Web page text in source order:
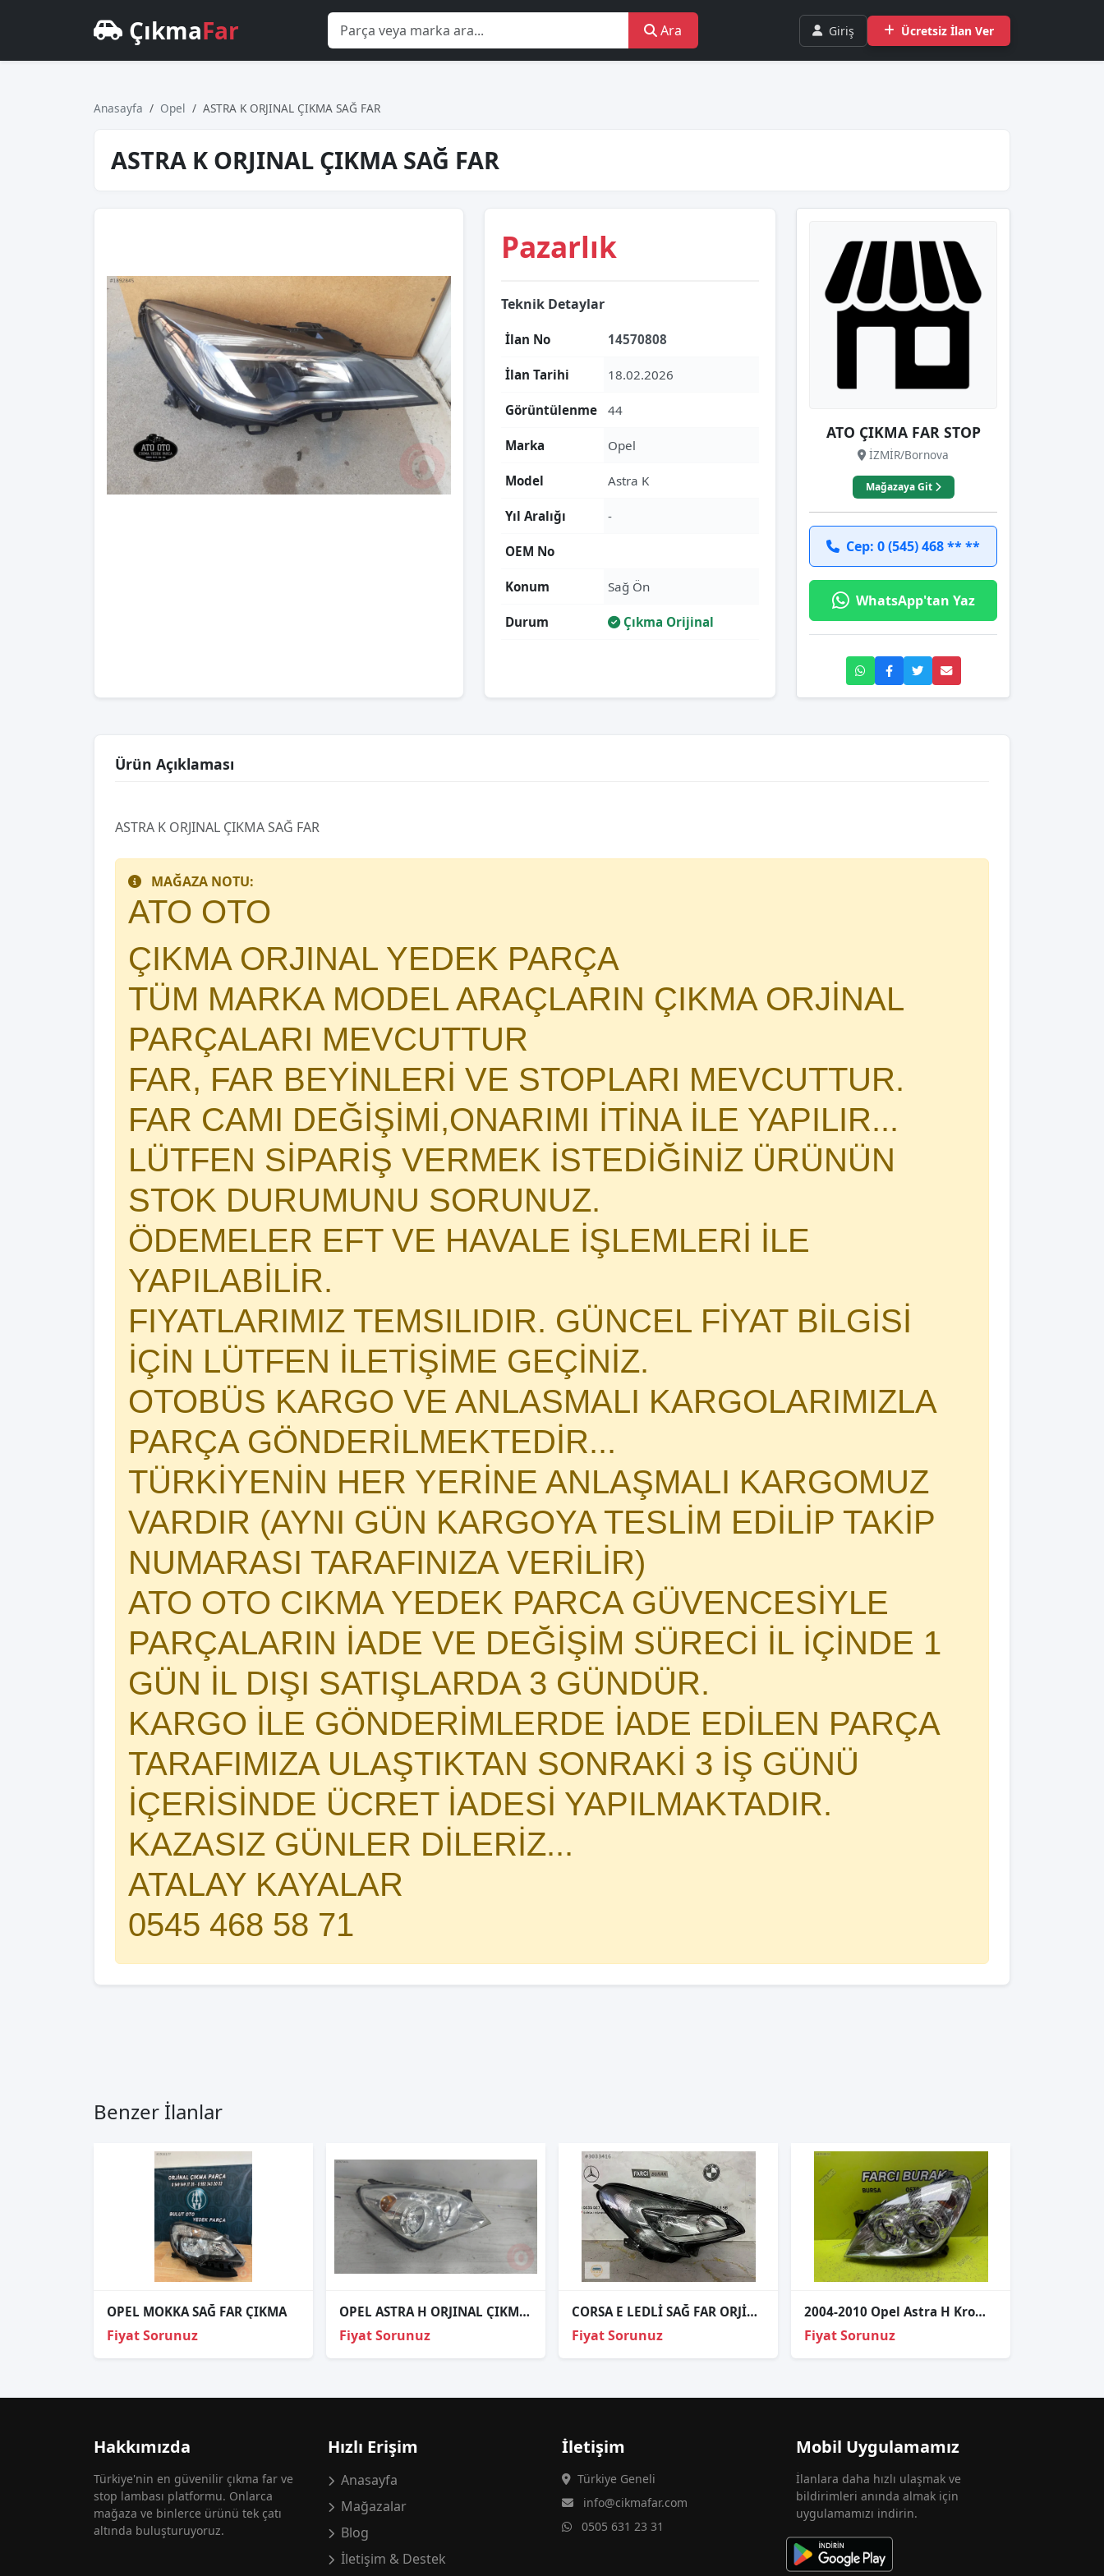
ÇıkmaFar Ara Giriş Ücretsiz İlan Ver
Anasayfa Opel ASTRA K ORJINAL ÇIKMA SAĞ FAR
ASTRA K ORJINAL ÇIKMA SAĞ FAR
Pazarlık
Teknik Detaylar
İlan No 14570808
İlan Tarihi 18.02.2026
Görüntülenme 44
Marka Opel
Model Astra K
Yıl Aralığı -
OEM No
Konum Sağ Ön
Durum Çıkma Orijinal
ATO ÇIKMA FAR STOP
İZMİR/Bornova
Mağazaya Git
Cep: 0 (545) 468 ** **
WhatsApp'tan Yaz
Ürün Açıklaması
ASTRA K ORJINAL ÇIKMA SAĞ FAR
MAĞAZA NOTU:
ATO OTO
ÇIKMA ORJINAL YEDEK PARÇA
TÜM MARKA MODEL ARAÇLARIN ÇIKMA ORJİNAL
PARÇALARI MEVCUTTUR
FAR, FAR BEYİNLERİ VE STOPLARI MEVCUTTUR.
FAR CAMI DEĞİŞİMİ,ONARIMI İTİNA İLE YAPILIR...
LÜTFEN SİPARİŞ VERMEK İSTEDİĞİNİZ ÜRÜNÜN
STOK DURUMUNU SORUNUZ.
ÖDEMELER EFT VE HAVALE İŞLEMLERİ İLE
YAPILABİLİR.
FIYATLARIMIZ TEMSILIDIR. GÜNCEL FİYAT BİLGİSİ
İÇİN LÜTFEN İLETİŞİME GEÇİNİZ.
OTOBÜS KARGO VE ANLASMALI KARGOLARIMIZLA
PARÇA GÖNDERİLMEKTEDİR...
TÜRKİYENİN HER YERİNE ANLAŞMALI KARGOMUZ
VARDIR (AYNI GÜN KARGOYA TESLİM EDİLİP TAKİP
NUMARASI TARAFINIZA VERİLİR)
ATO OTO CIKMA YEDEK PARCA GÜVENCESİYLE
PARÇALARIN İADE VE DEĞİŞİM SÜRECİ İL İÇİNDE 1
GÜN İL DIŞI SATIŞLARDA 3 GÜNDÜR.
KARGO İLE GÖNDERİMLERDE İADE EDİLEN PARÇA
TARAFIMIZA ULAŞTIKTAN SONRAKİ 3 İŞ GÜNÜ
İÇERİSİNDE ÜCRET İADESİ YAPILMAKTADIR.
KAZASIZ GÜNLER DİLERİZ...
ATALAY KAYALAR
0545 468 58 71
Benzer İlanlar
OPEL MOKKA SAĞ FAR ÇIKMA
Fiyat Sorunuz
OPEL ASTRA H ORJINAL ÇIKMA SAĞ FAR 1EG 270 370 42
Fiyat Sorunuz
CORSA E LEDLİ SAĞ FAR ORJİNAL
Fiyat Sorunuz
2004-2010 Opel Astra H Kromlu Sol Far 93190069
Fiyat Sorunuz
Hakkımızda
Türkiye'nin en güvenilir çıkma far ve
stop lambası platformu. Onlarca
mağaza ve binlerce ürünü tek çatı
altında buluşturuyoruz.
Hızlı Erişim
Anasayfa
Mağazalar
Blog
İletişim & Destek
İletişim
Türkiye Geneli
info@cikmafar.com
0505 631 23 31
Mobil Uygulamamız
İlanlara daha hızlı ulaşmak ve
bildirimleri anında almak için
uygulamamızı indirin.